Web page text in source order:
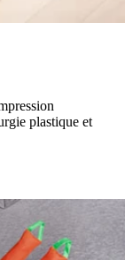
plastique et